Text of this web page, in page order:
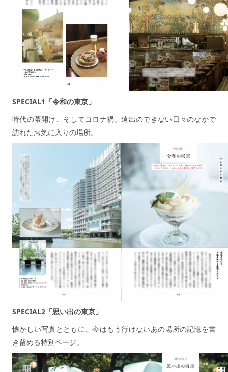
SPECIAL1「令和の東京」
時代の幕開け、そしてコロナ禍。遠出のできない日々のなかで
訪れたお気に入りの場所。
SPECIAL2「思い出の東京」
懐かしい写真とともに、今はもう行けないあの場所の記憶を書
き留める特別ページ。